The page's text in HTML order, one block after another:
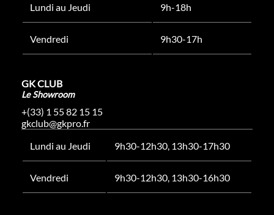
Lundi au Jeudi
9h-18h
Vendredi 9h30-17h
GK CLUB
Le Showroom
+(33) 1 55 82 15 15
gkclub@gkpro.fr
Lundi au Jeudi
9h30-12h30, 13h30-17h30
Vendredi 9h30-12h30, 13h30-16h30